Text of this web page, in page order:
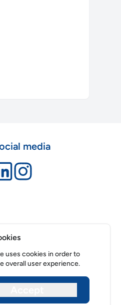
media
uses cookies in order to
overall user experience.